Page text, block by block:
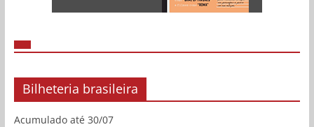
Bilheteria brasileira
Acumulado até 30/07